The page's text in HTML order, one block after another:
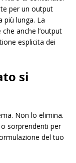
per un output
più lunga. La
anche l’output
esplicita dei
si
Non lo elimina.
sorprendenti per
del tuo